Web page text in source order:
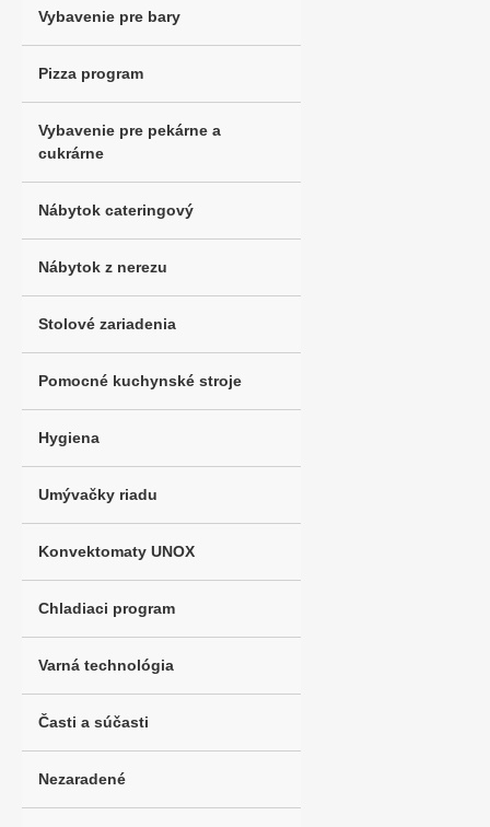
Vybavenie pre bary
Pizza program
Vybavenie pre pekárne a
cukrárne
Nábytok cateringový
Nábytok z nerezu
Stolové zariadenia
Pomocné kuchynské stroje
Hygiena
Umývačky riadu
Konvektomaty UNOX
Chladiaci program
Varná technológia
Časti a súčasti
Nezaradené